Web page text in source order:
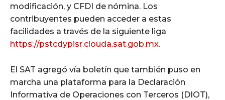
modificación, y CFDI de nómina. Los
contribuyentes pueden acceder a estas
facilidades a través de la siguiente liga
https://pstcdypisr.clouda.sat.gob.mx.
El SAT agregó vía boletín que también puso en
marcha una plataforma para la Declaración
Informativa de Operaciones con Terceros (DIOT),